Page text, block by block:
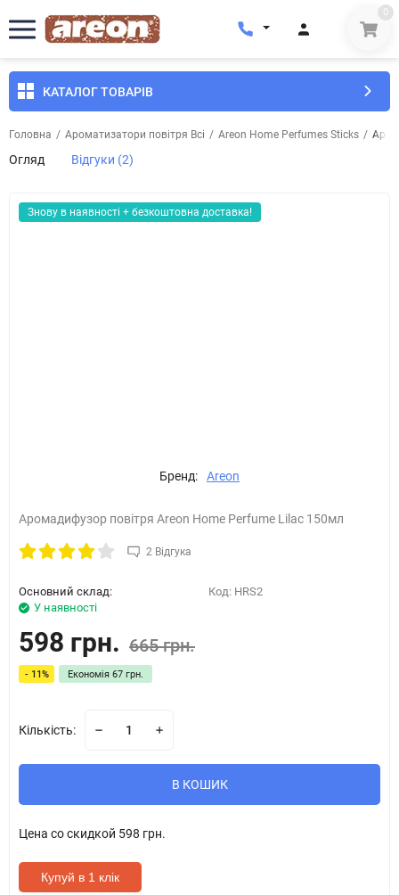
0
КАТАЛОГ ТОВАРІВ
Головна / Ароматизатори повітря Всі / Areon Home Perfumes Sticks /
Огляд Відгуки (2)
Знову в наявності + безкоштовна доставка!
Бренд: Areon
Аромадифузор повітря Areon Home Perfume Lilac 150мл
2 Відгука
Основний склад:
У наявності
Код: HRS2
598 грн. 665 грн.
- 11% Економія 67 грн.
Кількість:
В КОШИК
Цена со скидкой 598 грн.
Купуй в 1 клік